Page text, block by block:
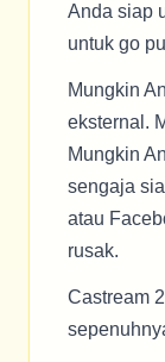
Anda siap
untuk go
Mungkin
eksternal.
Mungkin
sengaja
atau
rusak.
Castream